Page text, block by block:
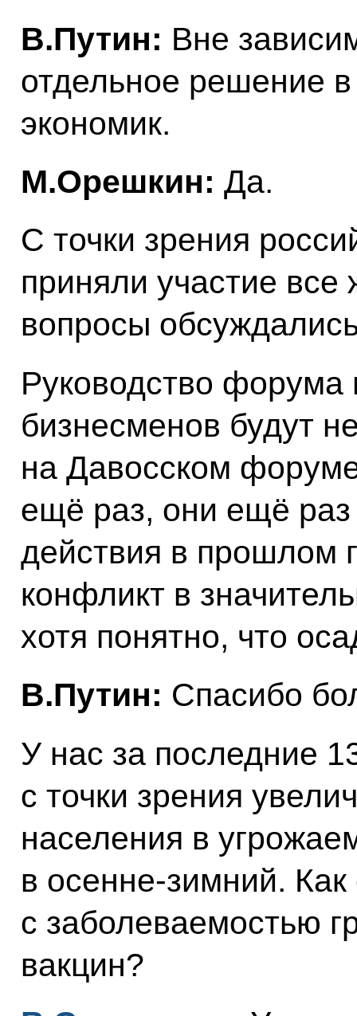
В.Путин: Вне
отдельное решение
экономик.
М.Орешкин: Да.
С точки зрения
приняли участие
вопросы
Руководство форума
бизнесменов будут
на Давосском
ещё раз, они ещё раз
действия в прошлом
конфликт в
хотя понятно, что
В.Путин: Спасибо
У нас за последние
с точки зрения
населения в
в осенне-зимний.
с заболеваемостью
вакцин?